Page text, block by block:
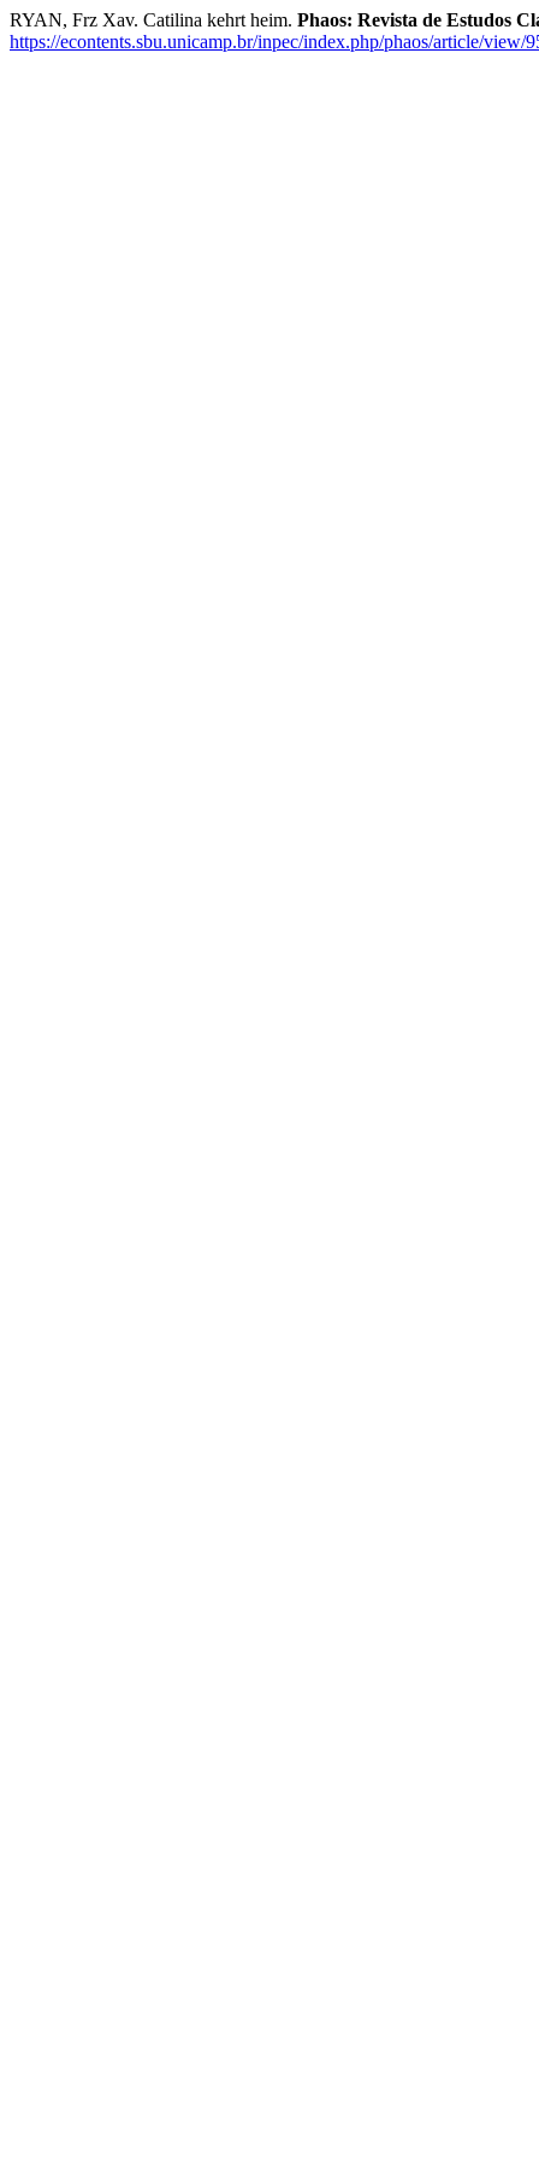
RYAN, Frz Xav. Catilina kehrt heim. Phaos: Revista de Estudos
https://econtents.sbu.unicamp.br/inpec/index.php/phaos/article/view/